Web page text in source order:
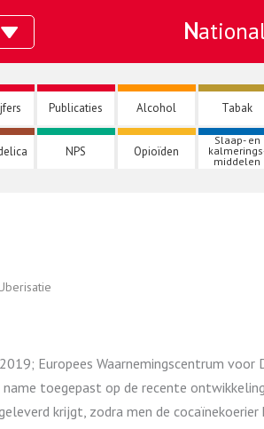
Publicaties Alcohol Tabak
NPS Opioïden
Slaap- en
middelen
2019; Europees Waarnemingscentrum
toegepast op de recente
krijgt, zodra men de